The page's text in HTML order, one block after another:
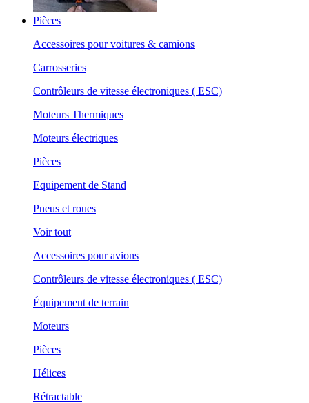
Pièces
Accessoires pour voitures & camions
Carrosseries
Contrôleurs de vitesse électroniques ( ESC)
Moteurs Thermiques
Moteurs électriques
Pièces
Equipement de Stand
Pneus et roues
Voir tout
Accessoires pour avions
Contrôleurs de vitesse électroniques ( ESC)
Équipement de terrain
Moteurs
Pièces
Hélices
Rétractable